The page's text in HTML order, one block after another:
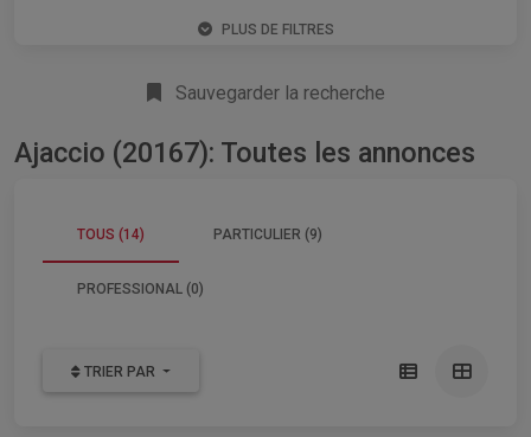
PLUS DE FILTRES
Sauvegarder la recherche
Ajaccio (20167): Toutes les annonces
TOUS (14) PARTICULIER (9)
PROFESSIONAL (0)
TRIER PAR